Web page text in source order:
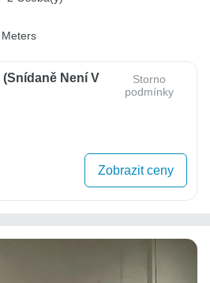
(Snídaně Není V
Storno
podmínky
Zobrazit ceny